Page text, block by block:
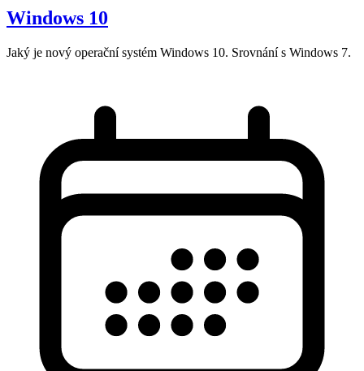
Windows 10
Jaký je nový operační systém Windows 10. Srovnání s Windows 7.